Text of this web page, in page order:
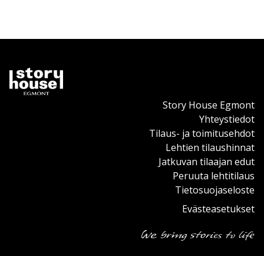
Story House Egmont
Yhteystiedot
Tilaus- ja toimitusehdot
Lehtien tilaushinnat
Jatkuvan tilaajan edut
Peruuta lehtitilaus
Tietosuojaseloste
Evästeasetukset